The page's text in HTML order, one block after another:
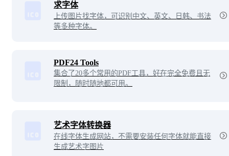
求字体
上传图片找字体，可识别中文、英文、日韩、书法
等多种字体。
PDF24 Tools
集合了20多个常用的PDF工具，好在完全免费且无
限制，随时随地都可用。
艺术字体转换器
在线字体生成网站，不需要安装任何字体就能直接
生成艺术字图片